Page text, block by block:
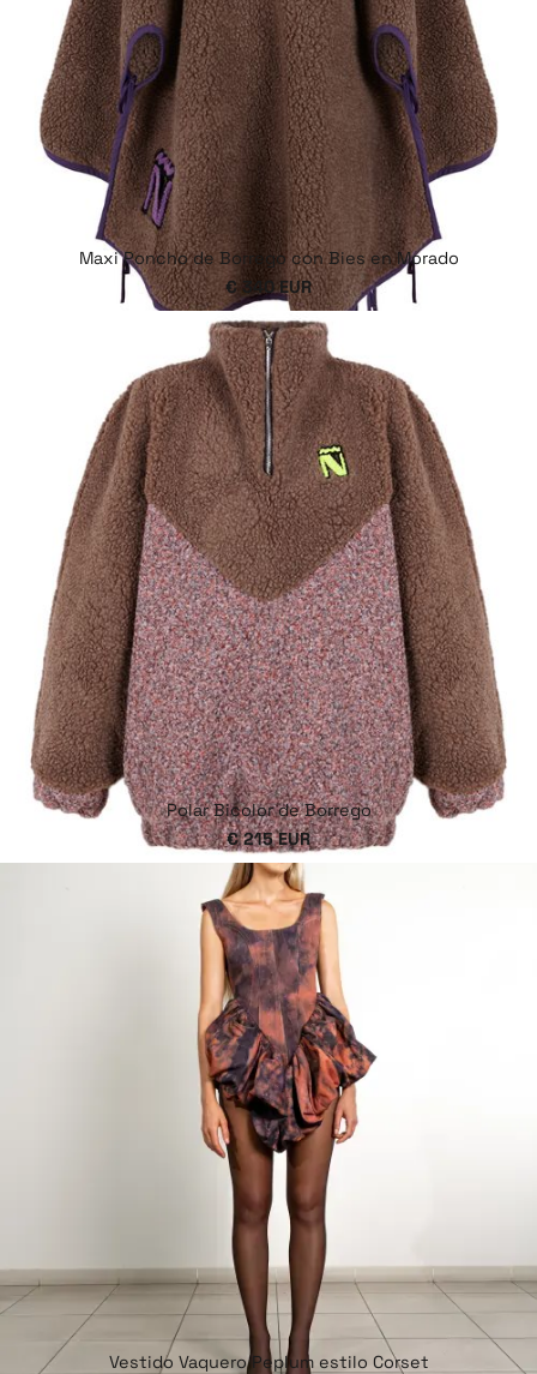
Maxi Poncho de Borrego con Bies en Morado
€ 340 EUR
Polar Bicolor de Borrego
€ 215 EUR
Vestido Vaquero Peplum estilo Corset